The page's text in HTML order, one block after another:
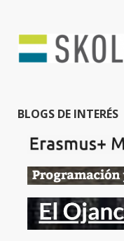
BLOGS DE INTERÉS